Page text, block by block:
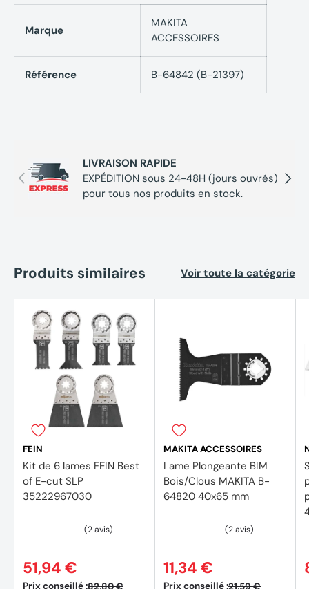
Marque
MAKITA
ACCESSOIRES
Référence B-64842 (B-21397)
Précédent
LIVRAISON RAPIDE
EXPÉDITION sous 24-48H (jours ouvrés)
pour tous nos produits en stock.
Produits similaires Voir toute la catégorie
FEIN
Kit de 6 lames FEIN Best
of E-cut SLP
35222967030
Prix conseillé :82,80 €
51,94 €
MAKITA ACCESSOIRES
Lame Plongeante BIM
Bois/Clous MAKITA B-
64820 40x65 mm
Prix conseillé :21,59 €
11,34 €